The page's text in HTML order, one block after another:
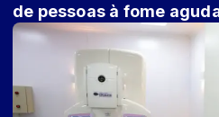
de pessoas à fome